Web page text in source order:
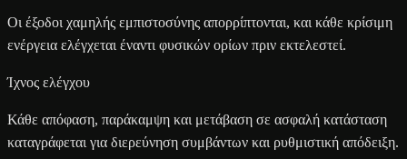
Οι έξοδοι χαμηλής εμπιστοσύνης απορρίπτονται, και κάθε κρίσιμη
ενέργεια ελέγχεται έναντι φυσικών ορίων πριν εκτελεστεί.
Ίχνος ελέγχου
Κάθε απόφαση, παράκαμψη και μετάβαση σε ασφαλή κατάσταση
καταγράφεται για διερεύνηση συμβάντων και ρυθμιστική απόδειξη.